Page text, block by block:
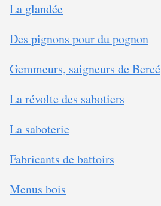
La glandée
Des pignons pour du pognon
Gemmeurs, saigneurs de Bercé
La révolte des sabotiers
La saboterie
Fabricants de battoirs
Menus bois